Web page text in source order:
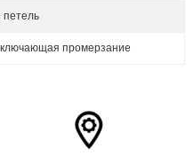
петель
промерзание